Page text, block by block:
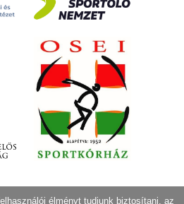
élményt tudjunk biztosítani, az